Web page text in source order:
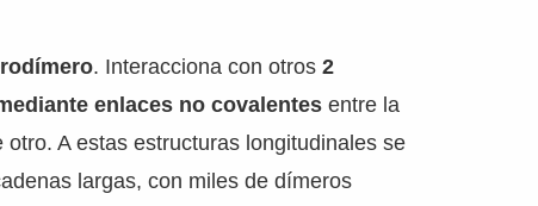
. Interacciona con otros2
enlaces no covalentesentre la
A estas estructuras longitudinales se
largas, con miles de dímeros